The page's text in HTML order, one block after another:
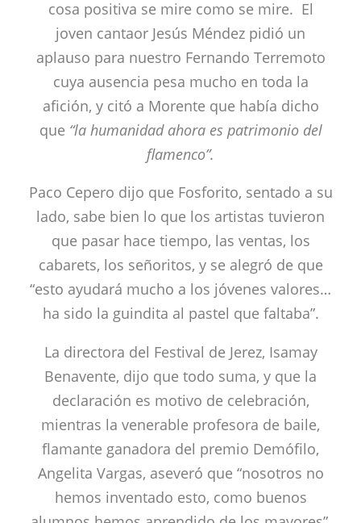
cosa positiva se mire como se mire. El
joven cantaor Jesús Méndez pidió un
aplauso para nuestro Fernando Terremoto
cuya ausencia pesa mucho en toda la
afición, y citó a Morente que había dicho
que “la humanidad ahora es patrimonio del
flamenco”.
Paco Cepero dijo que Fosforito, sentado a su
lado, sabe bien lo que los artistas tuvieron
que pasar hace tiempo, las ventas, los
cabarets, los señoritos, y se alegró de que
“esto ayudará mucho a los jóvenes valores…
ha sido la guindita al pastel que faltaba”.
La directora del Festival de Jerez, Isamay
Benavente, dijo que todo suma, y que la
declaración es motivo de celebración,
mientras la venerable profesora de baile,
flamante ganadora del premio Demófilo,
Angelita Vargas, aseveró que “nosotros no
hemos inventado esto, como buenos